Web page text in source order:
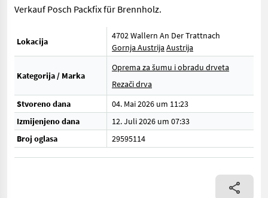
Verkauf Posch Packfix für Brennholz.
Lokacija
4702 Wallern An Der Trattnach
Gornja Austrija Austrija
Kategorija / Marka
Oprema za šumu i obradu drveta
Rezači drva
Stvoreno dana
04. Mai 2026 um 11:23
Izmijenjeno dana
12. Juli 2026 um 07:33
Broj oglasa
29595114